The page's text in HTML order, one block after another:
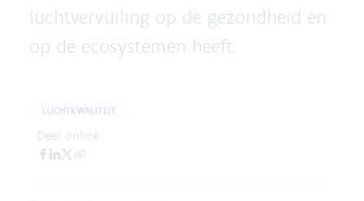
luchtvervuiling op de gezondheid en
op de ecosystemen heeft.
LUCHTKWALITEIT
Deel online